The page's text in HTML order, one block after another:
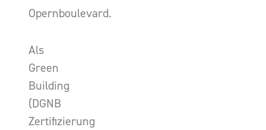
Opernboulevard.
Als
Green
Building
(DGNB
Zertifizierung